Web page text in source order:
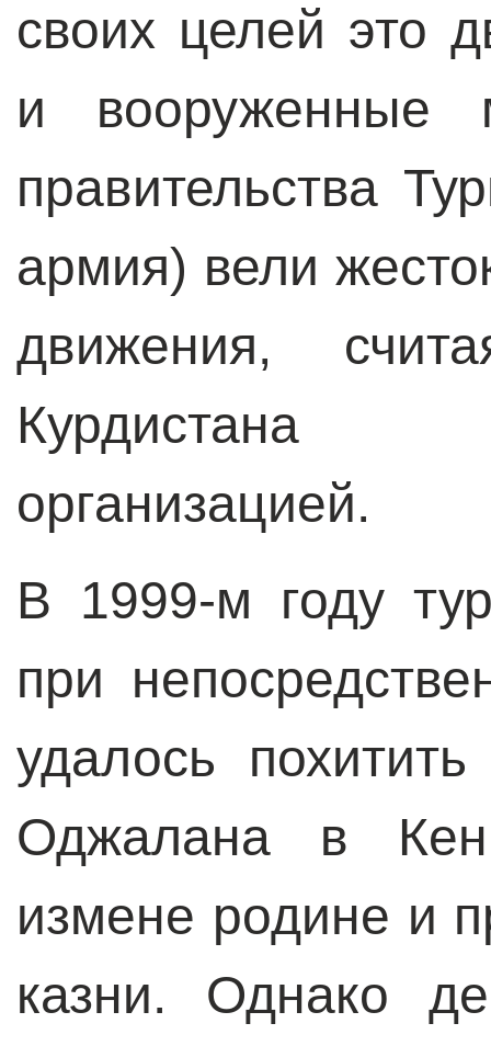
своих целей это
и вооруженные
правительства
армия) вели
движения,
Курдистана
организацией.
В 1999-м году
при
удалось
Оджалана в
измене родине и
казни. Однако